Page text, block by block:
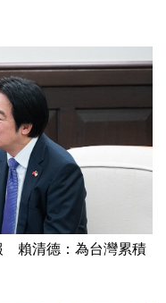
賴清德：為台灣累積